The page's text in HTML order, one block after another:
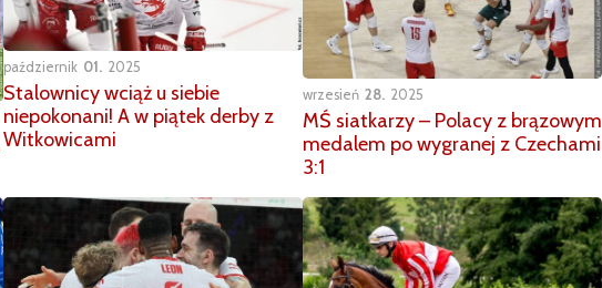
październik 01 2025
Stalownicy wciąż u siebie
niepokonani! A w piątek derby z
Witkowicami
wrzesień 28 2025
MŚ siatkarzy – Polacy z brązowym
medalem po wygranej z Czechami
3:1